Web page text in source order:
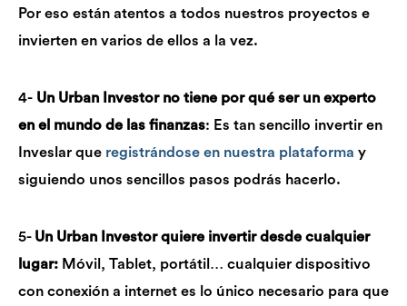
Por eso están atentos a todos nuestros proyectos e
invierten en varios de ellos a la vez.
4- Un Urban Investor no tiene por qué ser un experto
en el mundo de las finanzas: Es tan sencillo invertir en
Inveslar que registrándose en nuestra plataforma y
siguiendo unos sencillos pasos podrás hacerlo.
5- Un Urban Investor quiere invertir desde cualquier
lugar: Móvil, Tablet, portátil… cualquier dispositivo
con conexión a internet es lo único necesario para que